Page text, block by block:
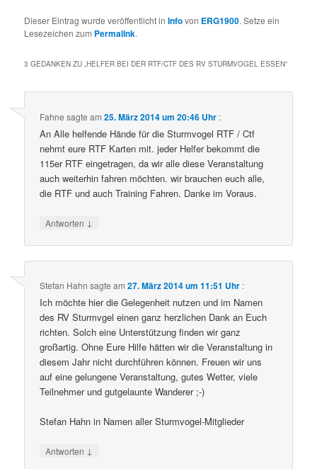
Dieser Eintrag wurde veröffentlicht inInfovon ERG1900. Setze ein
Lesezeichen zum Permalink.
3 GEDANKEN ZU „HELFER BEI DER RTF/CTF DES RV STURMVOGEL ESSEN“
Fahne sagte am25. März 2014 um 20:46 Uhr :
An Alle helfende Hände für die Sturmvogel RTF / Ctf
nehmt eure RTF Karten mit. jeder Helfer bekommt die
115er RTF eingetragen, da wir alle diese Veranstaltung
auch weiterhin fahren möchten. wir brauchen euch alle,
die RTF und auch Training Fahren. Danke im Voraus.
Antworten ↓
Stefan Hahn sagte am27. März 2014 um 11:51 Uhr :
Ich möchte hier die Gelegenheit nutzen und im Namen
des RV Sturmvgel einen ganz herzlichen Dank an Euch
richten. Solch eine Unterstützung finden wir ganz
großartig. Ohne Eure Hilfe hätten wir die Veranstaltung in
diesem Jahr nicht durchführen können. Freuen wir uns
auf eine gelungene Veranstaltung, gutes Wetter, viele
Teilnehmer und gutgelaunte Wanderer ;-)
Stefan Hahn in Namen aller Sturmvogel-Mitglieder
Antworten ↓